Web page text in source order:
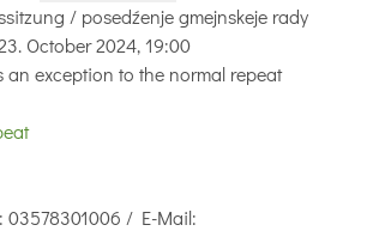
/ posedźenje gmejnskeje rady
October 2024, 19:00
an exception to the normal repeat
03578301006 / E-Mail: